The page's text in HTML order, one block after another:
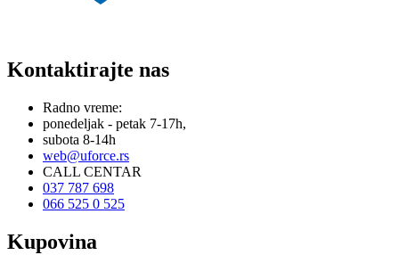
Kontaktirajte nas
Radno vreme:
ponedeljak - petak 7-17h,
subota 8-14h
web@uforce.rs
CALL CENTAR
037 787 698
066 525 0 525
Kupovina